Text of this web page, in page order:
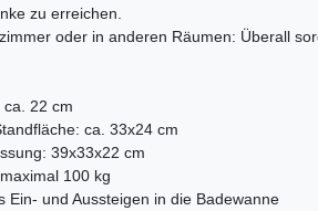
zu erreichen.
oder in anderen Räumen: Überall
22 cm
ca. 33x24 cm
39x33x22 cm
100 kg
Ein- und Aussteigen in die Badewanne